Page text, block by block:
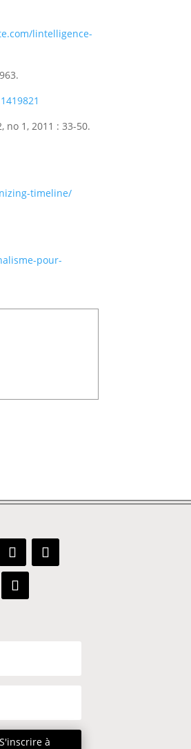
lintelligence-
no 1, 2011 : 33-50.
timeline/
pour-
S'inscrire à